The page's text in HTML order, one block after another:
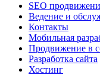
SEO
Ведение и
Контакты
Мобильная
Продвижение в
Разработка сайта
Хостинг